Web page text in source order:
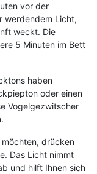
vor der
werdendem Licht,
weckt. Die
5 Minuten im Bett
haben
oder einen
Vogelgezwitscher
drücken
Das Licht nimmt
und hilft Ihnen sich